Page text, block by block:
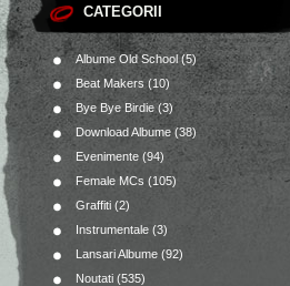
CATEGORII
Albume Old School(5)
Beat Makers(10)
Bye Bye Birdie(3)
Download Albume (38)
Evenimente (94)
Female MCs (105)
Graffiti (2)
Instrumentale (3)
Lansari Albume (92)
Noutati (535)